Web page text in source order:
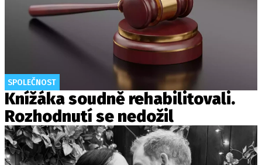
SPOLEČNOST
Knížáka soudně rehabilitovali.
Rozhodnutí se nedožil